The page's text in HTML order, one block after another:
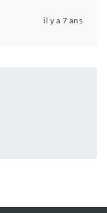
il y a 7 ans